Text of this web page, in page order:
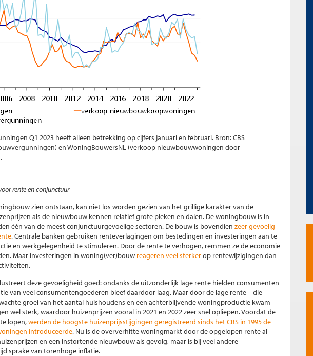
Q1 2023 heeft alleen betrekking op cijfers januari en februari. Bron: CBS
en WoningBouwersNL (verkoop nieuwbouwwoningen door
rente en conjunctuur
zien ontstaan, kan niet los worden gezien van het grillige karakter van de
als de nieuwbouw kennen relatief grote pieken en dalen. De woningbouw is in
één van de meest conjunctuurgevoelige sectoren. De bouw is bovendien zeer gevoelig
. Centrale banken gebruiken renteverlagingen om bestedingen en investeringen aan te
en werkgelegenheid te stimuleren. Door de rente te verhogen, remmen ze de economie
Maar investeringen in woning(ver)bouw reageren veel sterkerop rentewijzigingen dan
deze gevoeligheid goed: ondanks de uitzonderlijk lage rente hielden consumenten
van veel consumentengoederen bleef daardoor laag. Maar door de lage rente – die
groei van het aantal huishoudens en een achterblijvende woningproductie kwam –
wel sterk, waardoor huizenprijzen vooral in 2021 en 2022 zeer snel opliepen. Voordat de
lopen,werden de hoogste huizenprijsstijgingen geregistreerd sinds het CBS in 1995 de
introduceerde. Nu is de oververhitte woningmarkt door de opgelopen rente al
en een instortende nieuwbouw als gevolg, maar is bij veel andere
sprake van torenhoge inflatie.